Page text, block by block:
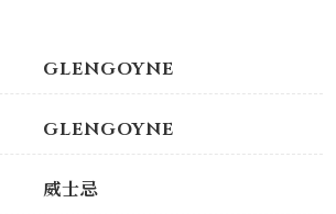
GLENGOYNE
GLENGOYNE
威士忌